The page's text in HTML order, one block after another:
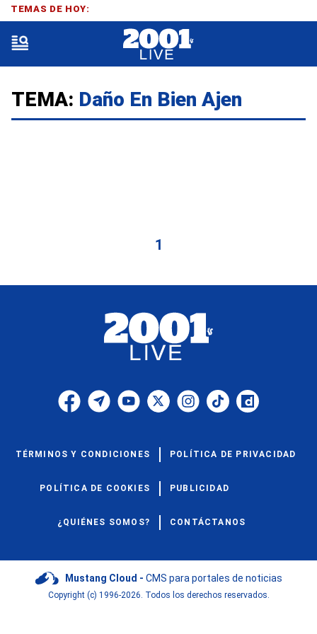
TEMA: Daño En Bien Ajen
1
TÉRMINOS Y CONDICIONES POLÍTICA DE PRIVACIDAD
POLÍTICA DE COOKIES PUBLICIDAD
¿QUIÉNES SOMOS? CONTÁCTANOS
Mustang Cloud - CMS para portales de noticias
Copyright (c) 1996-2026. Todos los derechos reservados.
TEMAS DE HOY: